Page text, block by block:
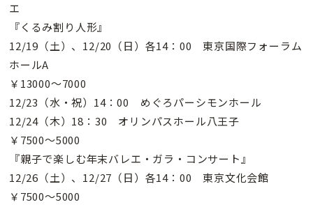
エ
『くるみ割り人形』
12/19（土）、12/20（日）各14：00 東京国際フォーラム
ホールA
￥13000〜7000
12/23（水・祝）14：00 めぐろパーシモンホール
12/24（木）18：30 オリンパスホール八王子
￥7500〜5000
『親子で楽しむ年末バレエ・ガラ・コンサート』
12/26（土）、12/27（日）各14：00 東京文化会館
￥7500〜5000